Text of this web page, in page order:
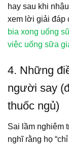
hay sau khi
xem lời giải đáp
bia xong uống
việc uống sữa
4. Những
người say
thuốc ngủ)
Sai lầm nghiêm
nghĩ rằng họ